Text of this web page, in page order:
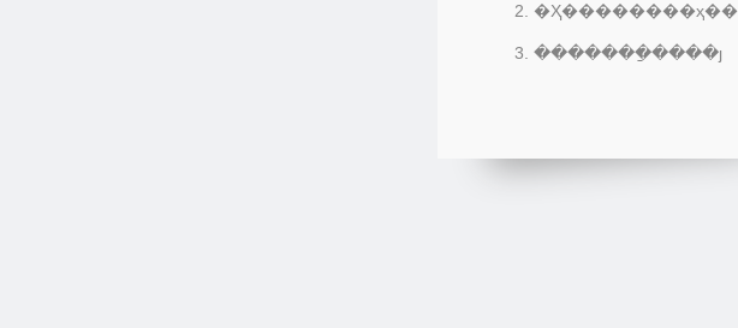
�Ҳ��������ҳ��
�������ַ����ȷ